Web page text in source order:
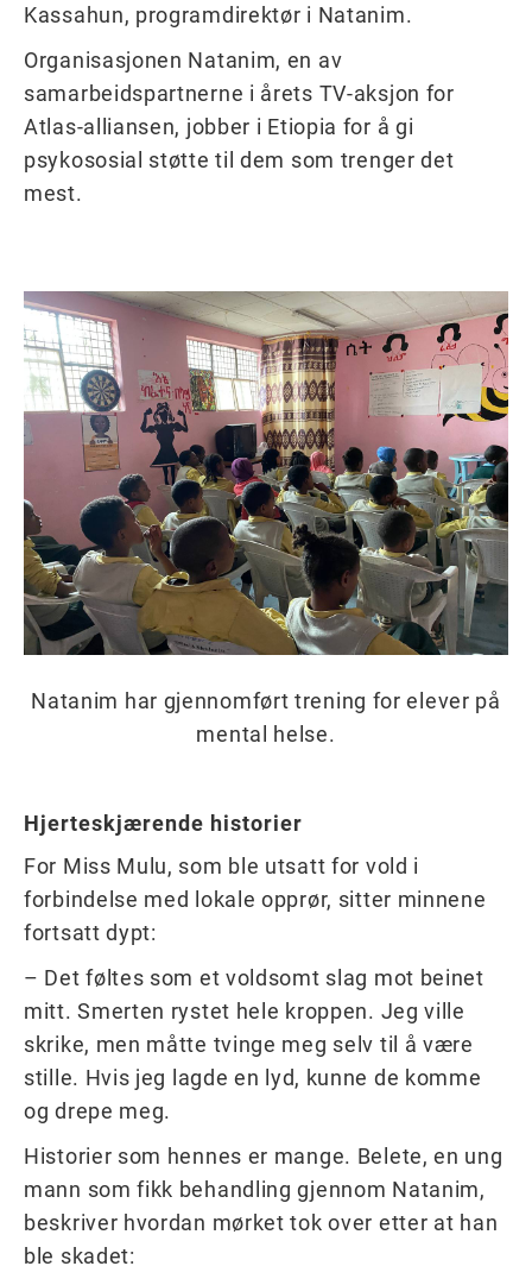
Kassahun, programdirektør i Natanim.
Organisasjonen Natanim, en av
samarbeidspartnerne i årets TV-aksjon for
Atlas-alliansen, jobber i Etiopia for å gi
psykososial støtte til dem som trenger det
mest.
Natanim har gjennomført trening for elever på
mental helse.
Hjerteskjærende historier
For Miss Mulu, som ble utsatt for vold i
forbindelse med lokale opprør, sitter minnene
fortsatt dypt:
– Det føltes som et voldsomt slag mot beinet
mitt. Smerten rystet hele kroppen. Jeg ville
skrike, men måtte tvinge meg selv til å være
stille. Hvis jeg lagde en lyd, kunne de komme
og drepe meg.
Historier som hennes er mange. Belete, en ung
mann som fikk behandling gjennom Natanim,
beskriver hvordan mørket tok over etter at han
ble skadet: